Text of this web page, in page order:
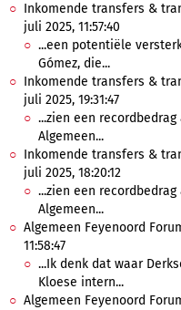
Inkomende transfers &
juli 2025, 11:57:40
...een potentiële
Gómez, die...
Inkomende transfers &
juli 2025, 19:31:47
...zien een recordbedrag
Algemeen...
Inkomende transfers &
juli 2025, 18:20:12
...zien een recordbedrag
Algemeen...
Algemeen Feyenoord
11:58:47
...Ik denk dat waar
Kloese intern...
Algemeen Feyenoord